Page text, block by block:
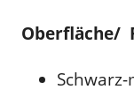
Oberfläche/